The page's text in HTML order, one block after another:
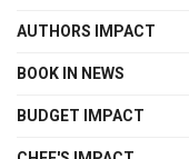
AUTHORS IMPACT
BOOK IN NEWS
BUDGET IMPACT